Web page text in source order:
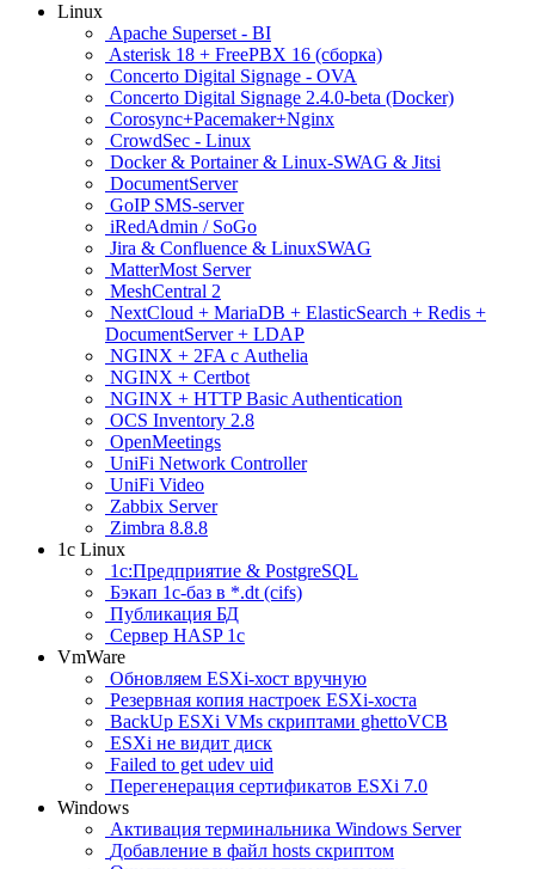
Linux
Apache Superset - BI
Asterisk 18 + FreePBX 16 (сборка)
Concerto Digital Signage - OVA
Concerto Digital Signage 2.4.0-beta (Docker)
Corosync+Pacemaker+Nginx
CrowdSec - Linux
Docker & Portainer & Linux-SWAG & Jitsi
DocumentServer
GoIP SMS-server
iRedAdmin / SoGo
Jira & Confluence & LinuxSWAG
MatterMost Server
MeshCentral 2
NextCloud + MariaDB + ElasticSearch + Redis +
DocumentServer + LDAP
NGINX + 2FA с Authelia
NGINX + Certbot
NGINX + HTTP Basic Authentication
OCS Inventory 2.8
OpenMeetings
UniFi Network Controller
UniFi Video
Zabbix Server
Zimbra 8.8.8
1c Linux
1с:Предприятие & PostgreSQL
Бэкап 1с-баз в *.dt (cifs)
Публикация БД
Сервер HASP 1c
VmWare
Обновляем ESXi-хост вручную
Резервная копия настроек ESXi-хоста
BackUp ESXi VMs скриптами ghettoVCB
ESXi не видит диск
Failed to get udev uid
Перегенерация сертификатов ESXi 7.0
Windows
Активация терминальника Windows Server
Добавление в файл hosts скриптом